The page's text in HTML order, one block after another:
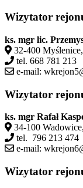
Wizytator
ks. mgr lic.
32-400
tel. 668 781 213
e-mail:
Wizytator
ks. mgr Rafał
34-100
tel. 796 213 474
e-mail:
Wizytator